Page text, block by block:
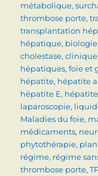
métabolique,
thrombose porte,
transplantation
hépatique, biologie
cholestase,clinique
hépatiques,foie et
hépatite, hépatite
hépatite E,
laparoscopie,
Maladies du foie,
médicaments,
phytothérapie,
régime, régime
thrombose porte,